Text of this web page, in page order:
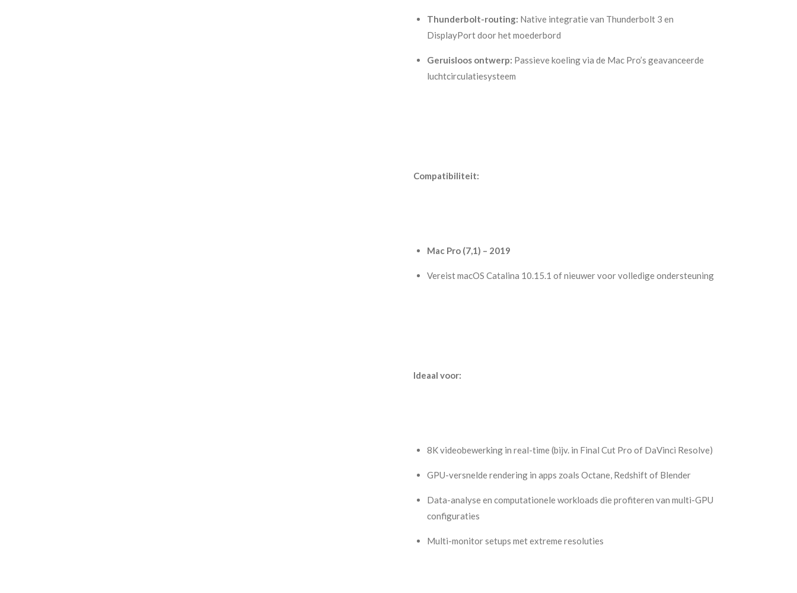
Thunderbolt-routing: Native integratie van Thunderbolt 3 en
DisplayPort door het moederbord
Geruisloos ontwerp: Passieve koeling via de Mac Pro’s geavanceerde
luchtcirculatiesysteem
Compatibiliteit:
Mac Pro (7,1) – 2019
Vereist macOS Catalina 10.15.1 of nieuwer voor volledige ondersteuning
Ideaal voor:
8K videobewerking in real-time (bijv. in Final Cut Pro of DaVinci Resolve)
GPU-versnelde rendering in apps zoals Octane, Redshift of Blender
Data-analyse en computationele workloads die profiteren van multi-GPU
configuraties
Multi-monitor setups met extreme resoluties